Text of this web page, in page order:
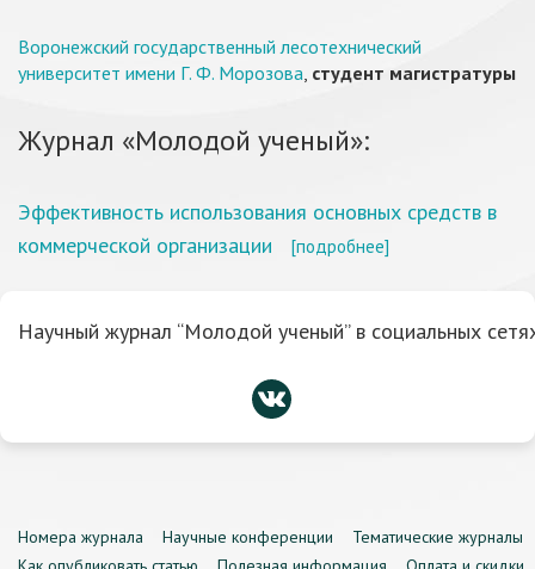
Воронежский государственный лесотехнический
университет имени Г. Ф. Морозова, студент магистратуры
Журнал «Молодой ученый»:
Эффективность использования основных средств в
коммерческой организации
[подробнее]
Научный журнал “Молодой ученый” в социальных
Номера журнала Научные конференции
Тематические журналы